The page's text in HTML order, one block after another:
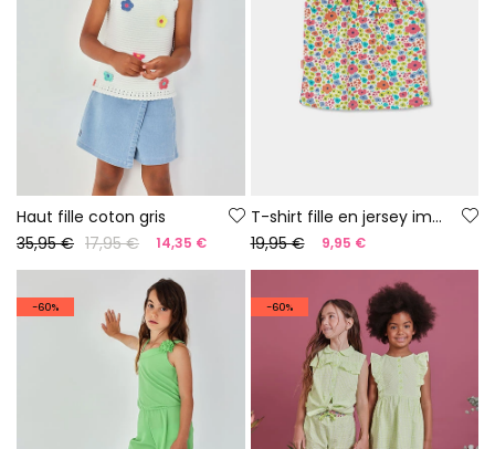
Haut fille coton gris
35,95 € 17,95 € 14,35 €
T-shirt fille en jersey imprimé
19,95 €
9,95 €
-60% -60%